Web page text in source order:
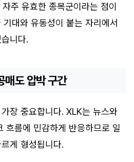
주 유효한 종목군이라는 점이
대와 유동성이 붙는 자리에서
니다.
매도 압박 구간
장 중요합니다. XLK는 뉴스와
흐름에 민감하게 반응하므로 일
게 형성됩니다.